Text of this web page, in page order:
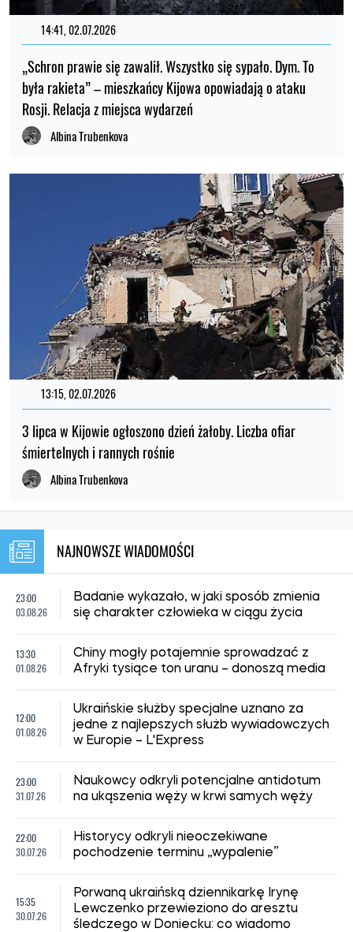
14:41, 02.07.2026
„Schron prawie się zawalił. Wszystko się sypało. Dym. To
była rakieta” – mieszkańcy Kijowa opowiadają o ataku
Rosji. Relacja z miejsca wydarzeń
Albina Trubenkova
13:15, 02.07.2026
3 lipca w Kijowie ogłoszono dzień żałoby. Liczba ofiar
śmiertelnych i rannych rośnie
Albina Trubenkova
NAJNOWSZE WIADOMOŚCI
23:00
03.08.26
Badanie wykazało, w jaki sposób zmienia
się charakter człowieka w ciągu życia
13:30
01.08.26
Chiny mogły potajemnie sprowadzać z
Afryki tysiące ton uranu – donoszą media
12:00
01.08.26
Ukraińskie służby specjalne uznano za
jedne z najlepszych służb wywiadowczych
w Europie – L'Express
23:00
31.07.26
Naukowcy odkryli potencjalne antidotum
na ukąszenia węży w krwi samych węży
22:00
30.07.26
Historycy odkryli nieoczekiwane
pochodzenie terminu „wypalenie”
15:35
30.07.26
Porwaną ukraińską dziennikarkę Irynę
Lewczenko przewieziono do aresztu
śledczego w Doniecku: co wiadomo